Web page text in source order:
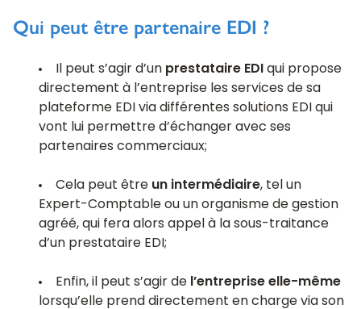
Qui peut être partenaire EDI ?
Il peut s’agir d’un prestataire EDI qui propose
directement à l’entreprise les services de sa
plateforme EDI via différentes solutions EDI qui
vont lui permettre d’échanger avec ses
partenaires commerciaux;
Cela peut être un intermédiaire, tel un
Expert-Comptable ou un organisme de gestion
agréé, qui fera alors appel à la sous-traitance
d’un prestataire EDI;
Enfin, il peut s’agir de l’entreprise elle-même
lorsqu’elle prend directement en charge via son